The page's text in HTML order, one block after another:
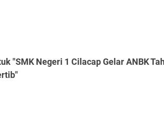
"SMK Negeri 1 Cilacap Gelar ANBK